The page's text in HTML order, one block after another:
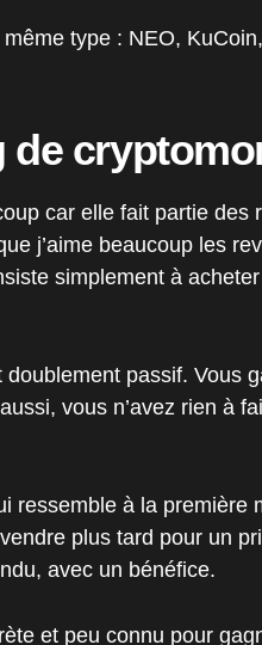
type : NEO,
de
car elle fait partie des
j’aime beaucoup les
simplement à
passif. Vous
vous n’avez rien à
ressemble à la première
plus tard pour un
avec un bénéfice.
et peu connu pour